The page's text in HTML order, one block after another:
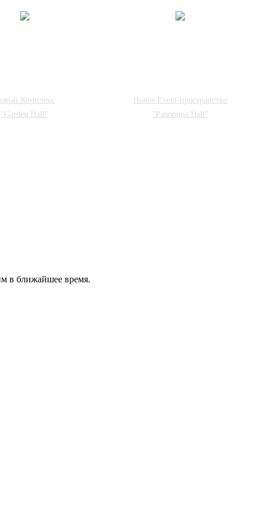
Комплекс
"Garden Hall"
Новое Event-пространство
"Panorama Hall"
в ближайшее время.